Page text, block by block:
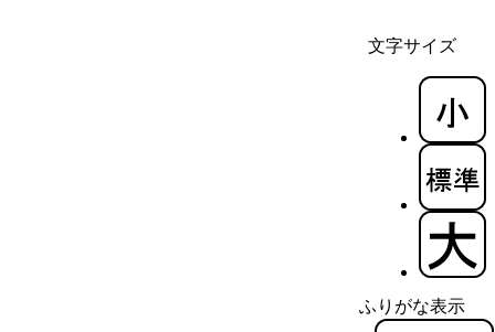
文字サイズ
ふりがな表示